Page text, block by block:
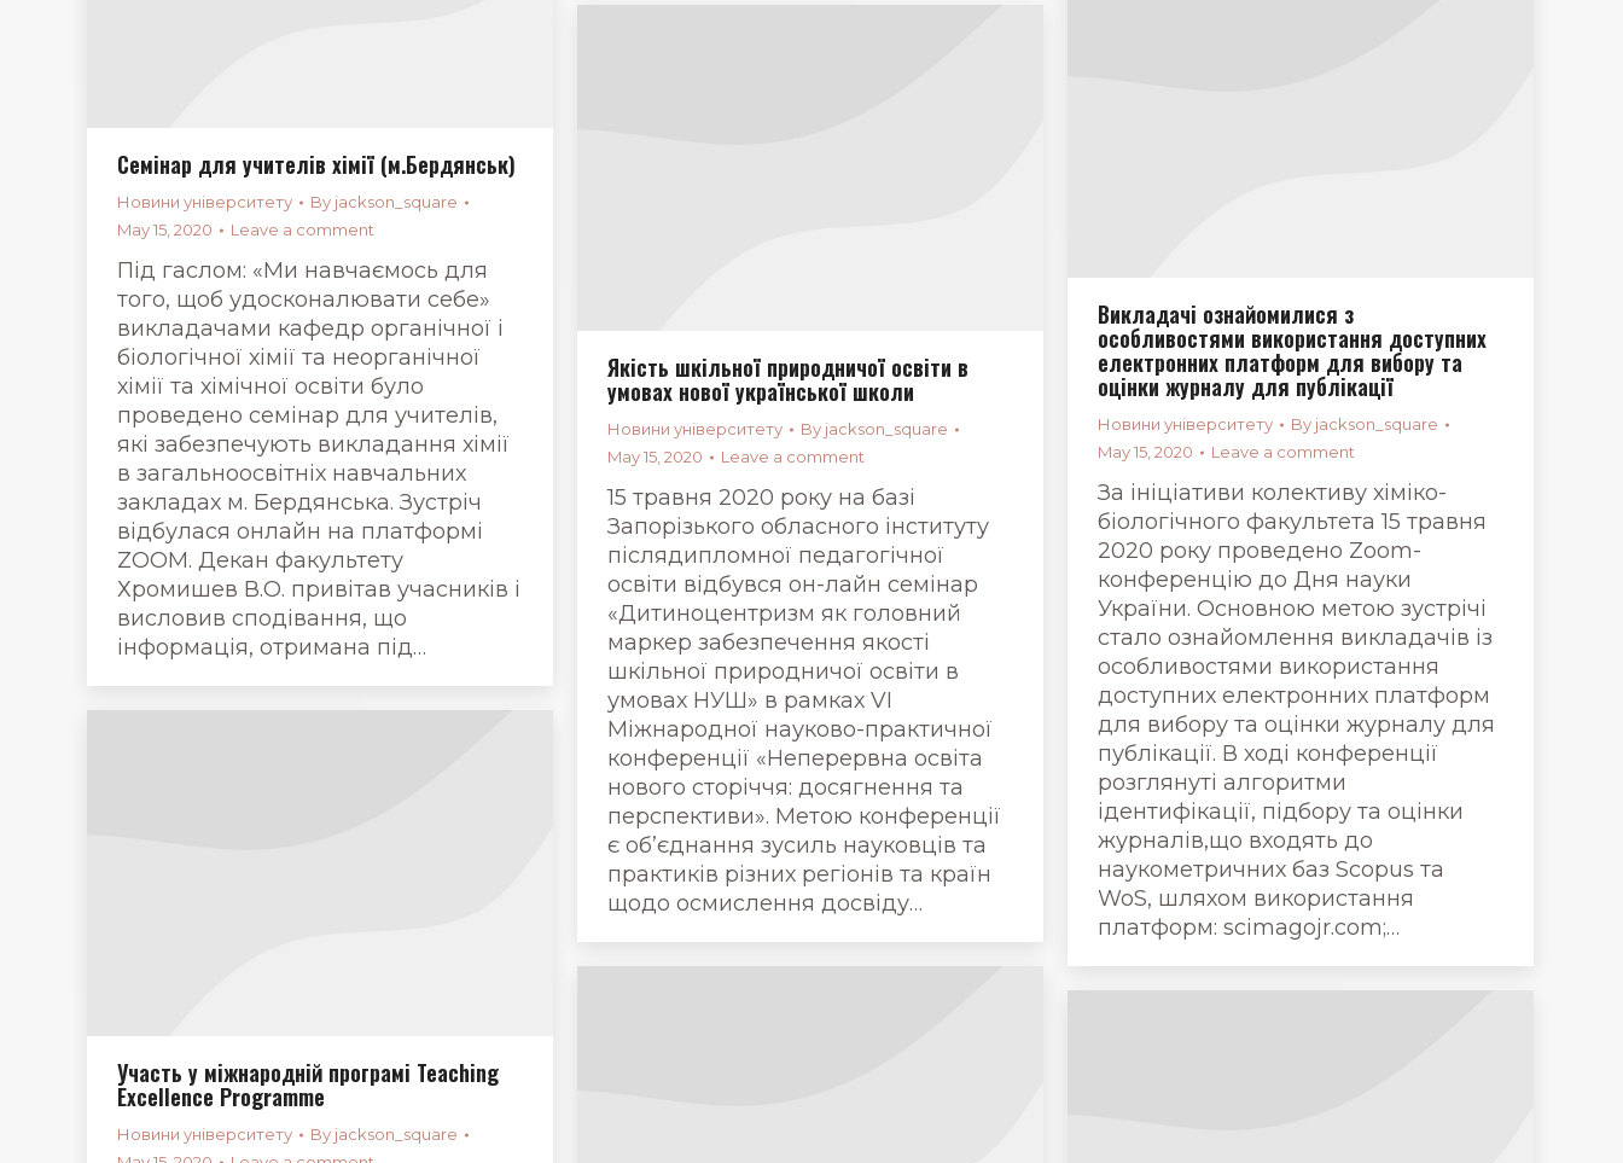
Семінар для учителів хімії (м.Бердянськ)
Новини університету By jackson_square
May 15, 2020
Leave a comment
Під гаслом: «Ми навчаємось для
того, щоб удосконалювати себе»
викладачами кафедр органічної і
біологічної хімії та неорганічної
хімії та хімічної освіти було
проведено семінар для учителів,
які забезпечують викладання хімії
в загальноосвітніх навчальних
закладах м. Бердянська. Зустріч
відбулася онлайн на платформі
ZOOM. Декан факультету
Хромишев В.О. привітав учасників і
висловив сподівання, що
інформація, отримана під…
Викладачі ознайомилися з
особливостями використання доступних
електронних платформ для вибору та
оцінки журналу для публікації
Новини університету By jackson_square
May 15, 2020
Leave a comment
За ініціативи колективу хіміко-
біологічного факультета 15 травня
2020 року проведено Zoom-
конференцію до Дня науки
України. Основною метою зустрічі
стало ознайомлення викладачів із
особливостями використання
доступних електронних платформ
для вибору та оцінки журналу для
публікації. В ході конференції
розглянуті алгоритми
ідентифікації, підбору та оцінки
журналів,що входять до
наукометричних баз Scopus та
WoS, шляхом використання
платформ: scimagojr.com;…
Якість шкільної природничої освіти в
умовах нової української школи
Новини університету By jackson_square
May 15, 2020
Leave a comment
15 травня 2020 року на базі
Запорізького обласного інституту
післядипломної педагогічної
освіти відбувся он-лайн семінар
«Дитиноцентризм як головний
маркер забезпечення якості
шкільної природничої освіти в
умовах НУШ» в рамках VI
Міжнародної науково-практичної
конференції «Неперервна освіта
нового сторіччя: досягнення та
перспективи». Метою конференції
є об’єднання зусиль науковців та
практиків різних регіонів та країн
щодо осмислення досвіду…
Участь у міжнародній програмі Teaching
Excellence Programme
Новини університету By jackson_square